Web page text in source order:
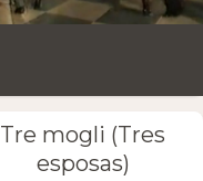
Tre mogli (Tres
esposas)